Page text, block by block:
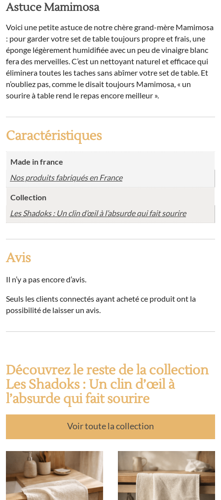
Astuce Mamimosa
Voici une petite astuce de notre chère grand-mère Mamimosa
: pour garder votre set de table toujours propre et frais, une
éponge légèrement humidifiée avec un peu de vinaigre blanc
fera des merveilles. C’est un nettoyant naturel et efficace qui
éliminera toutes les taches sans abîmer votre set de table. Et
n’oubliez pas, comme le disait toujours Mamimosa, « un
sourire à table rend le repas encore meilleur ».
Caractéristiques
Made in france
Nos produits fabriqués en France
Collection
Les Shadoks : Un clin d’œil à l’absurde qui fait sourire
Avis
Il n’y a pas encore d’avis.
Seuls les clients connectés ayant acheté ce produit ont la
possibilité de laisser un avis.
Découvrez le reste de la collection
Les Shadoks : Un clin d’œil à
l’absurde qui fait sourire
Voir toute la collection